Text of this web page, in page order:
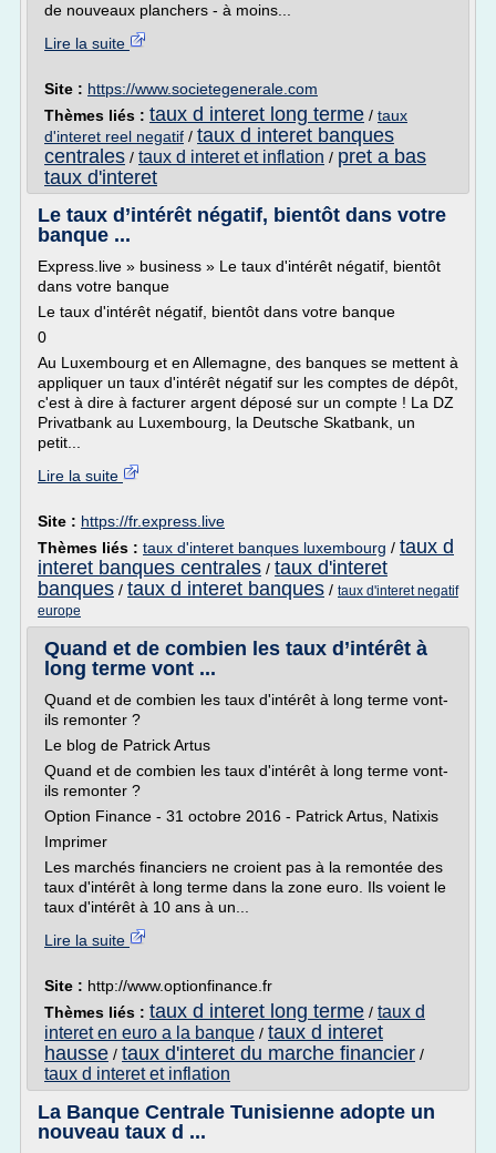
de nouveaux planchers - à moins...
Lire la suite
Site : https://www.societegenerale.com
Thèmes liés : taux d interet long terme / taux
d'interet reel negatif / taux d interet banques
centrales / taux d interet et inflation / pret a bas
taux d'interet
Le taux d’intérêt négatif, bientôt dans votre
banque ...
Express.live » business » Le taux d'intérêt négatif, bientôt
dans votre banque
Le taux d'intérêt négatif, bientôt dans votre banque
0
Au Luxembourg et en Allemagne, des banques se mettent à
appliquer un taux d'intérêt négatif sur les comptes de dépôt,
c'est à dire à facturer argent déposé sur un compte ! La DZ
Privatbank au Luxembourg, la Deutsche Skatbank, un
petit...
Lire la suite
Site : https://fr.express.live
Thèmes liés : taux d'interet banques luxembourg / taux d
interet banques centrales / taux d'interet
banques / taux d interet banques / taux d'interet negatif
europe
Quand et de combien les taux d’intérêt à
long terme vont ...
Quand et de combien les taux d'intérêt à long terme vont-
ils remonter ?
Le blog de Patrick Artus
Quand et de combien les taux d'intérêt à long terme vont-
ils remonter ?
Option Finance - 31 octobre 2016 - Patrick Artus, Natixis
Imprimer
Les marchés financiers ne croient pas à la remontée des
taux d'intérêt à long terme dans la zone euro. Ils voient le
taux d'intérêt à 10 ans à un...
Lire la suite
Site : http://www.optionfinance.fr
Thèmes liés : taux d interet long terme / taux d
interet en euro a la banque / taux d interet
hausse / taux d'interet du marche financier /
taux d interet et inflation
La Banque Centrale Tunisienne adopte un
nouveau taux d ...